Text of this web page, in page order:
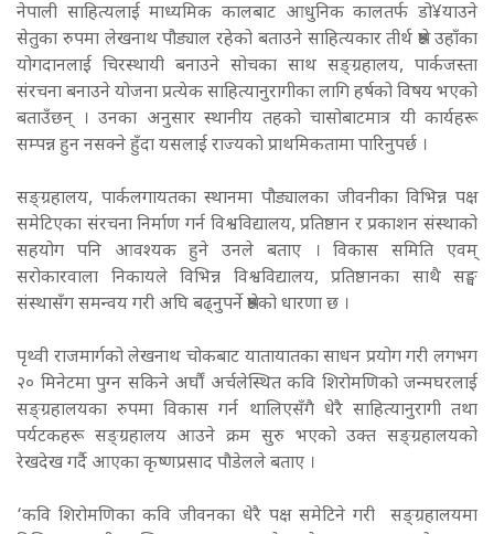
नेपाली साहित्यलाई माध्यमिक कालबाट आधुनिक कालतर्फ डो¥याउने
सेतुका रुपमा लेखनाथ पौड्याल रहेको बताउने साहित्यकार तीर्थ श्रेष्ठ उहाँका
योगदानलाई चिरस्थायी बनाउने सोचका साथ सङ्ग्रहालय, पार्कजस्ता
संरचना बनाउने योजना प्रत्येक साहित्यानुरागीका लागि हर्षको विषय भएको
बताउँछन् । उनका अनुसार स्थानीय तहको चासोबाटमात्र यी कार्यहरू
सम्पन्न हुन नसक्ने हुँदा यसलाई राज्यको प्राथमिकतामा पारिनुपर्छ ।
सङ्ग्रहालय, पार्कलगायतका स्थानमा पौड्यालका जीवनीका विभिन्न पक्ष
समेटिएका संरचना निर्माण गर्न विश्वविद्यालय, प्रतिष्ठान र प्रकाशन संस्थाको
सहयोग पनि आवश्यक हुने उनले बताए । विकास समिति एवम्
सरोकारवाला निकायले विभिन्न विश्वविद्यालय, प्रतिष्ठानका साथै सङ्घ
संस्थासँग समन्वय गरी अघि बढ्नुपर्ने श्रेष्ठको धारणा छ ।
पृथ्वी राजमार्गको लेखनाथ चोकबाट यातायातका साधन प्रयोग गरी लगभग
२० मिनेटमा पुग्न सकिने अर्घौं अर्चलेस्थित कवि शिरोमणिको जन्मघरलाई
सङ्ग्रहालयका रुपमा विकास गर्न थालिएसँगै धेरै साहित्यानुरागी तथा
पर्यटकहरू सङ्ग्रहालय आउने क्रम सुरु भएको उक्त सङ्ग्रहालयको
रेखदेख गर्दै आएका कृष्णप्रसाद पौडेलले बताए ।
‘कवि शिरोमणिका कवि जीवनका धेरै पक्ष समेटिने गरी सङ्ग्रहालयमा